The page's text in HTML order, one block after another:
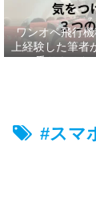
ワンオペ飛行
上経験した筆者
乗りきるた
#スマ